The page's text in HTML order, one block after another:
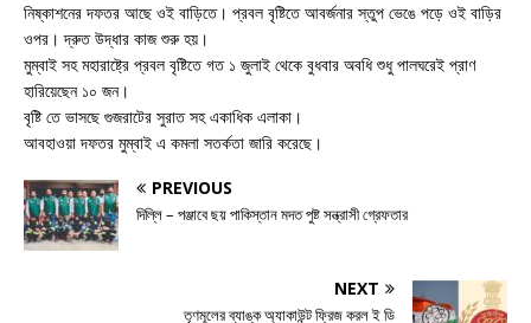
নিষ্কাশনের দফতর আছে ওই বাড়িতে। প্রবল বৃষ্টিতে আবর্জনার স্তুপ ভেঙে পড়ে ওই বাড়ির
ওপর। দ্রুত উদ্ধার কাজ শুরু হয়।
মুম্বাই সহ মহারাষ্ট্রে প্রবল বৃষ্টিতে গত ১ জুলাই থেকে বুধবার অবধি শুধু পালঘরেই প্রাণ
হারিয়েছেন ১০ জন।
বৃষ্টি তে ভাসছে গুজরাটের সুরাত সহ একাধিক এলাকা।
আবহাওয়া দফতর মুম্বাই এ কমলা সতর্কতা জারি করেছে।
PREVIOUS
দিল্লি – পঞ্জাবে ছয় পাকিস্তান মদত পুষ্ট সন্ত্রাসী গ্রেফতার
NEXT
তৃণমূলের ব্যাঙ্ক অ্যাকাউন্ট ফ্রিজ করল ই ডি